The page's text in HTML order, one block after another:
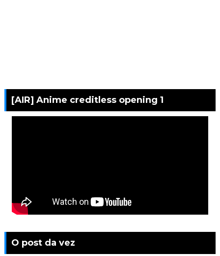
[AIR] Anime creditless opening 1
O post da vez